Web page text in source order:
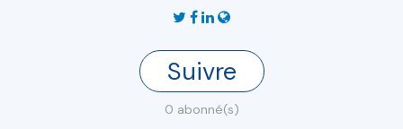
Suivre
0 abonné(s)